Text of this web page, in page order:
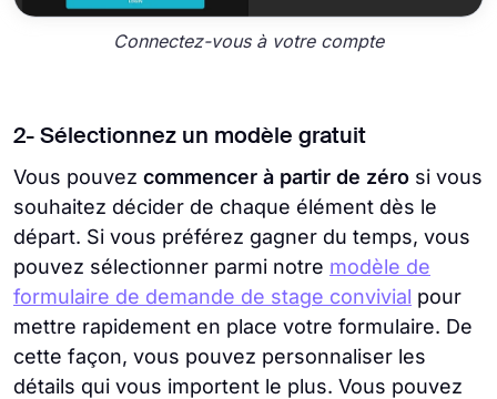
Connectez-vous à votre compte
2- Sélectionnez un modèle gratuit
Vous pouvez commencer à partir de zéro si vous
souhaitez décider de chaque élément dès le
départ. Si vous préférez gagner du temps, vous
pouvez sélectionner parmi notre modèle de
formulaire de demande de stage convivial pour
mettre rapidement en place votre formulaire. De
cette façon, vous pouvez personnaliser les
détails qui vous importent le plus. Vous pouvez